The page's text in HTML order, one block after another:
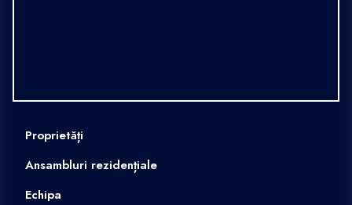
Evaluare gratuita
Devino agent
Franciză
Despre noi